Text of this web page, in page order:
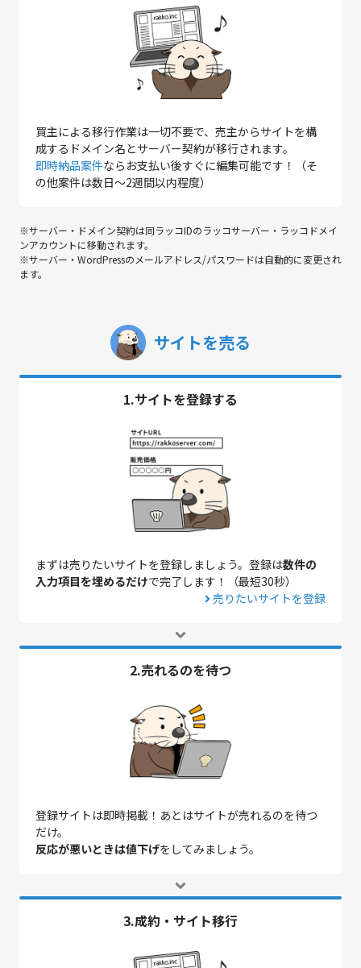
買主による移行作業は一切不要で、売主からサイトを構
成するドメイン名とサーバー契約が移行されます。
即時納品案件ならお支払い後すぐに編集可能です！（そ
の他案件は数日～2週間以内程度）
※サーバー・ドメイン契約は同ラッコIDのラッコサーバー・ラッコドメイ
ンアカウントに移動されます。
※サーバー・WordPressのメールアドレス/パスワードは自動的に変更され
ます。
サイトを売る
1.サイトを登録する
まずは売りたいサイトを登録しましょう。登録は数件の
入力項目を埋めるだけで完了します！（最短30秒）
売りたいサイトを登録
2.売れるのを待つ
登録サイトは即時掲載！あとはサイトが売れるのを待つ
だけ。
反応が悪いときは値下げをしてみましょう。
3.成約・サイト移行